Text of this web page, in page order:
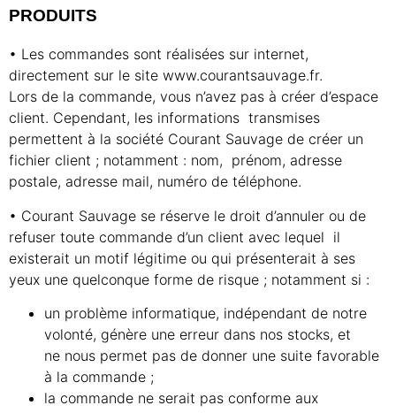
PRODUITS
• Les commandes sont réalisées sur internet,
directement sur le site www.courantsauvage.fr.
Lors de la commande, vous n’avez pas à créer d’espace
client. Cependant, les informations transmises
permettent à la société Courant Sauvage de créer un
fichier client ; notamment : nom, prénom, adresse
postale, adresse mail, numéro de téléphone.
• Courant Sauvage se réserve le droit d’annuler ou de
refuser toute commande d’un client avec lequel il
existerait un motif légitime ou qui présenterait à ses
yeux une quelconque forme de risque ; notamment si :
un problème informatique, indépendant de notre
volonté, génère une erreur dans nos stocks, et
ne nous permet pas de donner une suite favorable
à la commande ;
la commande ne serait pas conforme aux